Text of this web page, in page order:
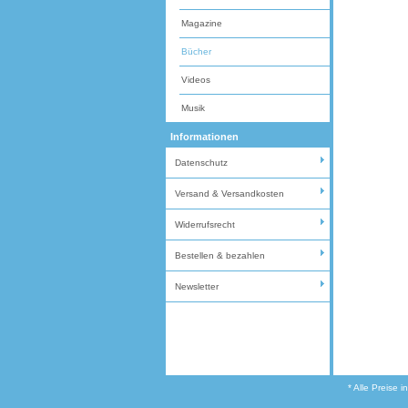
Magazine
Bücher
Videos
Musik
Informationen
Datenschutz
Versand & Versandkosten
Widerrufsrecht
Bestellen & bezahlen
Newsletter
* Alle Preise